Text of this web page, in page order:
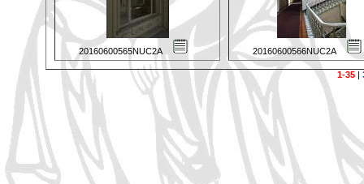
20160600565NUC2A 20160600566NUC2A
1-35|